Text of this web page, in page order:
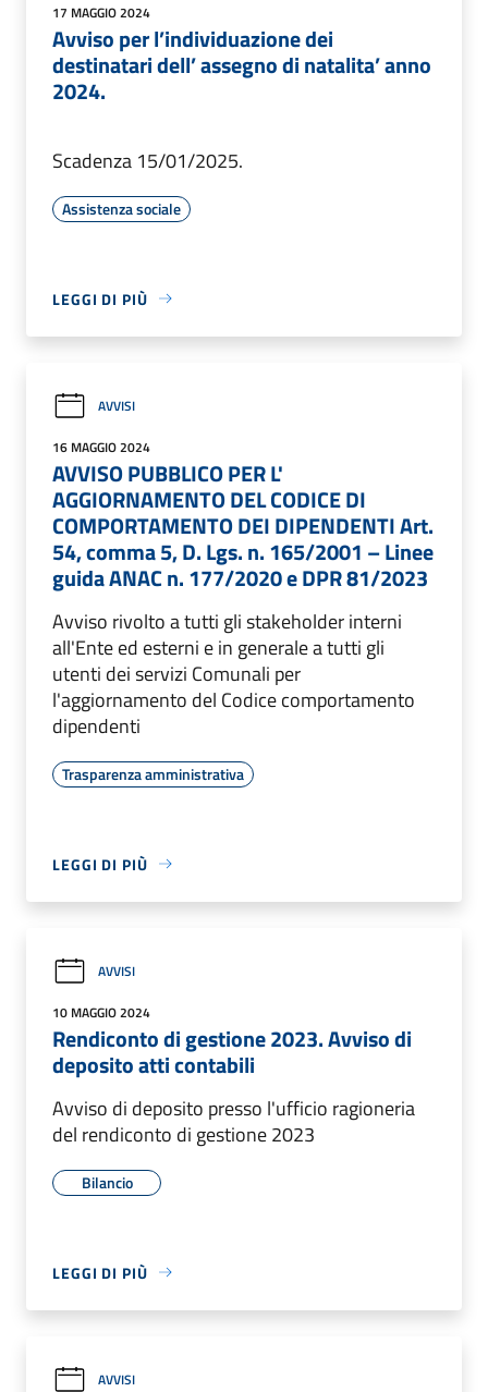
17 MAGGIO 2024
Avviso per l’individuazione dei
destinatari dell’ assegno di natalita’ anno
2024.
Scadenza 15/01/2025.
Assistenza sociale
LEGGI DI PIÙ
AVVISI
16 MAGGIO 2024
AVVISO PUBBLICO PER L'
AGGIORNAMENTO DEL CODICE DI
COMPORTAMENTO DEI DIPENDENTI Art.
54, comma 5, D. Lgs. n. 165/2001 – Linee
guida ANAC n. 177/2020 e DPR 81/2023
Avviso rivolto a tutti gli stakeholder interni
all'Ente ed esterni e in generale a tutti gli
utenti dei servizi Comunali per
l'aggiornamento del Codice comportamento
dipendenti
Trasparenza amministrativa
LEGGI DI PIÙ
AVVISI
10 MAGGIO 2024
Rendiconto di gestione 2023. Avviso di
deposito atti contabili
Avviso di deposito presso l'ufficio ragioneria
del rendiconto di gestione 2023
Bilancio
LEGGI DI PIÙ
AVVISI